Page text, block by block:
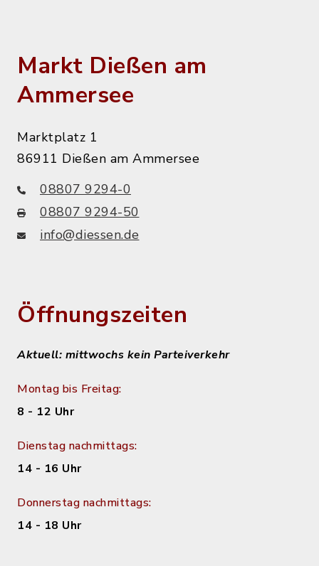
Markt Dießen am
Ammersee
Marktplatz 1
86911 Dießen am Ammersee
08807 9294-0
08807 9294-50
info@diessen.de
Öffnungszeiten
Aktuell: mittwochs kein Parteiverkehr
Montag bis Freitag:
8 - 12 Uhr
Dienstag nachmittags:
14 - 16 Uhr
Donnerstag nachmittags:
14 - 18 Uhr